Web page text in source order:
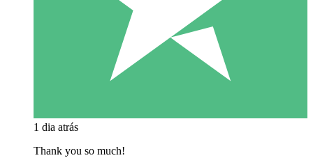
1 dia atrás
Thank you so much!